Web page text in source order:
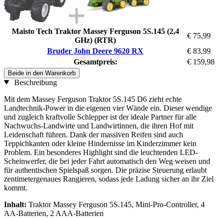
Maisto Tech Traktor Massey Ferguson 5S.145 (2,4
GHz) (RTR)
€ 75,99
Bruder John Deere 9620 RX
€ 83,99
Gesamtpreis:
€ 159,98
Beide in den Warenkorb
Beschreibung
Mit dem Massey Ferguson Traktor 5S.145 D6 zieht echte
Landtechnik-Power in die eigenen vier Wände ein. Dieser wendige
und zugleich kraftvolle Schlepper ist der ideale Partner für alle
Nachwuchs-Landwirte und Landwirtinnen, die ihren Hof mit
Leidenschaft führen. Dank der massiven Reifen sind auch
Teppichkanten oder kleine Hindernisse im Kinderzimmer kein
Problem. Ein besonderes Highlight sind die leuchtenden LED-
Scheinwerfer, die bei jeder Fahrt automatisch den Weg weisen und
für authentischen Spielspaß sorgen. Die präzise Steuerung erlaubt
zentimetergenaues Rangieren, sodass jede Ladung sicher an ihr Ziel
kommt.
Inhalt: Traktor Massey Ferguson 5S.145, Mini-Pro-Controller, 4
AA-Batterien, 2 AAA-Batterien